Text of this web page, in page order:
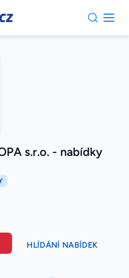
s.r.o. - nabídky
HLÍDÁNÍ NABÍDEK